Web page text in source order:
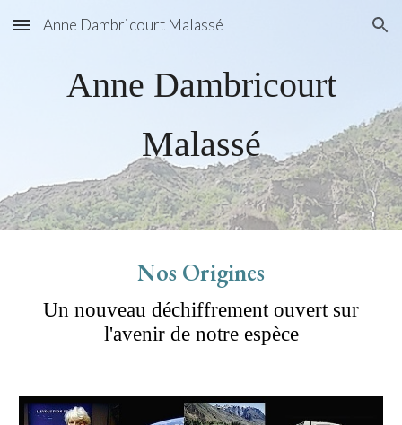
Skip to main content Skip to navigation
Anne Dambricourt Malassé
Anne Dambricourt
Malassé
Nos Origines
Un nouveau déchiffrement ouvert sur
l'avenir de notre espèce